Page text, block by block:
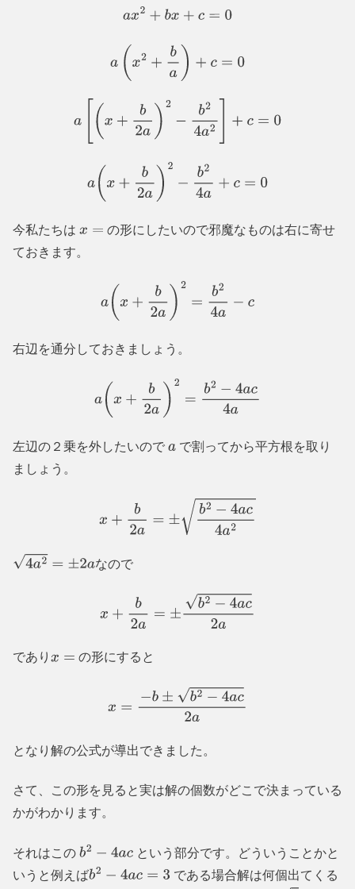
ax2 +bx+c = 0
a( 2 b ) c
b2 a) 2 4a2
b a) 2 4a
今私たちは x=
の形にしたいので邪魔なものは右に寄せ
ておきます。
b2 )2= a−
右辺を通分しておきましょう。
2 )2 = 4a c4 a
左辺の２乗を外したいので a で割ってから平方根を取り
ましょう。
b 4 ac 4a 2
4a2=± 2a なので
+b 2−4ac2a
であり x= の形にすると
=−b ±b 2−4a c2a
となり解の公式が導出できました。
さて、この形を見ると実は解の個数がどこで決まっている
かがわかります。
それはこの b −4 ac
という部分です。どういうことかと
いうと例えばb −4 ac=3
である場合解は何個出てくる